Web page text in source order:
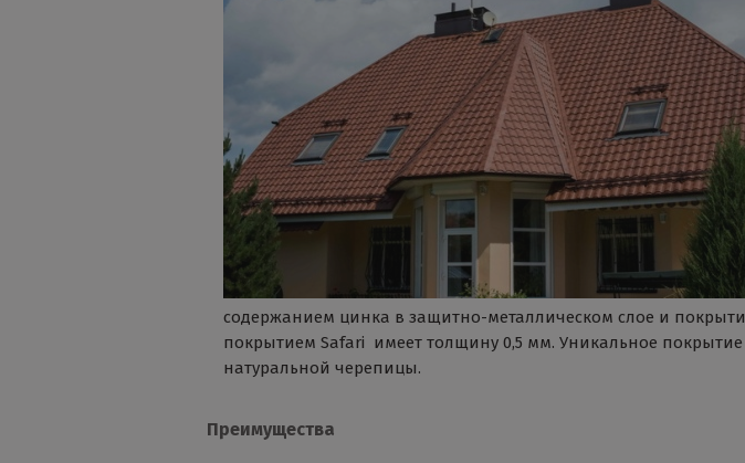
содержанием цинка в защитно-металлическом слое и
покрытием Safari имеет толщину 0,5 мм. Уникальное
натуральной черепицы.
Преимущества